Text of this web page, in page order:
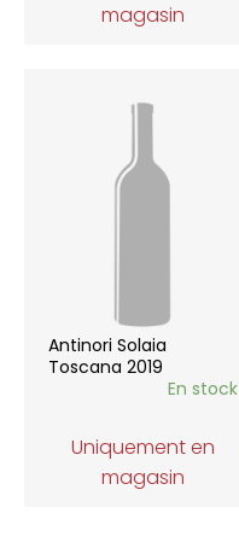
magasin
Antinori Solaia
Toscana 2019
En stock
Uniquement en
magasin